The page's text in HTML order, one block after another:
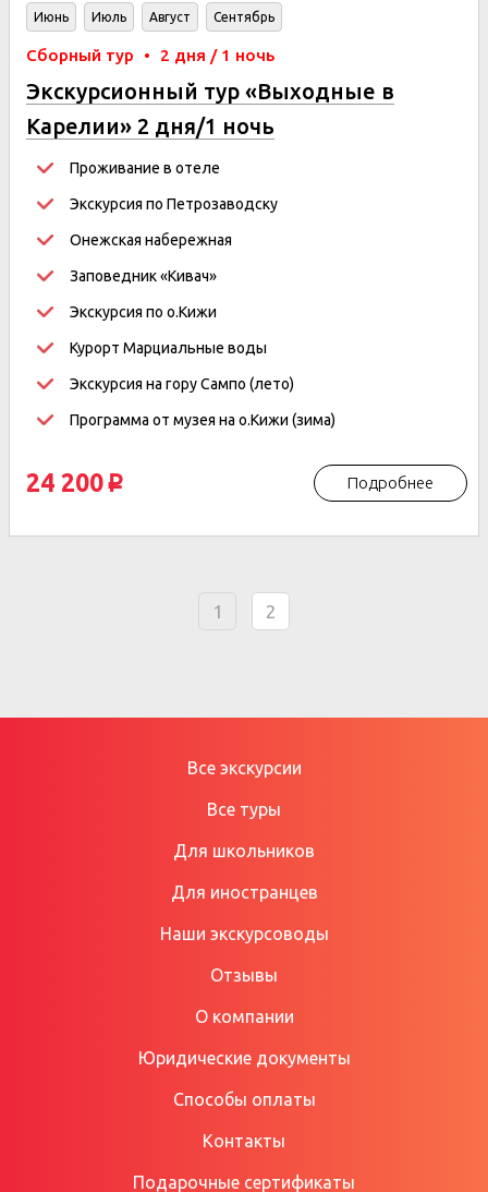
Июнь Июль Август Сентябрь
Сборный тур • 2 дня / 1 ночь
Экскурсионный тур «Выходные в
Карелии» 2 дня/1 ночь
Проживание в отеле
Экскурсия по Петрозаводску
Онежская набережная
Заповедник «Кивач»
Экскурсия по о.Кижи
Курорт Марциальные воды
Экскурсия на гору Сампо (лето)
Программа от музея на о.Кижи (зима)
24 200 p Подробнее
1 2
Все экскурсии
Все туры
Для школьников
Для иностранцев
Наши экскурсоводы
Отзывы
О компании
Юридические документы
Способы оплаты
Контакты
Подарочные сертификаты